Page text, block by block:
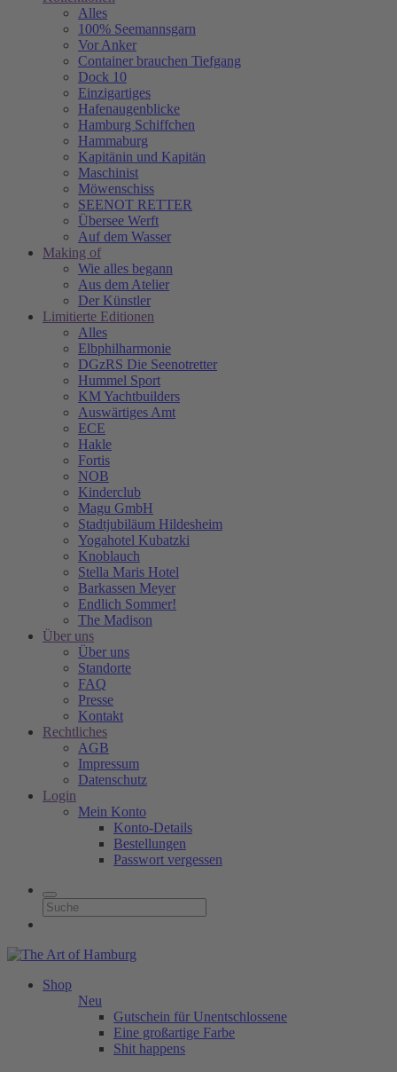
Alles
100% Seemannsgarn
Vor Anker
Container brauchen Tiefgang
Dock 10
Einzigartiges
Hafenaugen­blicke
Hamburg Schiffchen
Hammaburg
Kapitänin und Kapitän
Maschinist
Möwenschiss
SEENOT RETTER
Übersee Werft
Auf dem Wasser
Making of
Wie alles begann
Aus dem Atelier
Der Künstler
Limitierte Editionen
Alles
Elbphilharmonie
DGzRS Die Seenotretter
Hummel Sport
KM Yachtbuilders
Auswärtiges Amt
ECE
Hakle
Fortis
NOB
Kinderclub
Magu GmbH
Stadtjubiläum Hildesheim
Yogahotel Kubatzki
Knoblauch
Stella Maris Hotel
Barkassen Meyer
Endlich Sommer!
The Madison
Über uns
Über uns
Standorte
FAQ
Presse
Kontakt
Rechtliches
AGB
Impressum
Datenschutz
Login
Mein Konto
Konto-Details
Bestellungen
Passwort vergessen
Shop
Neu
Gutschein für Unentschlossene
Eine großartige Farbe
Shit happens